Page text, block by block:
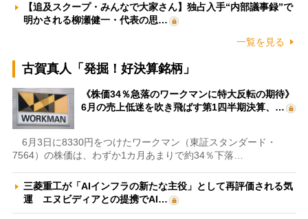
【追及スクープ・みんなで大家さん】独占入手“内部議事録”で
明かされる柳瀬健一・代表の思…
一覧を見る
古賀真人「発掘！好決算銘柄」
《株価34％急落のワークマンに特大反転の期待》
6月の売上低迷を吹き飛ばす第1四半期決算、…
6月3日に8330円をつけたワークマン（東証スタンダード・
7564）の株価は、わずか1カ月あまりで約34％下落…
三菱重工が「AIインフラの新たな主役」として再評価される気
運 エヌビディアとの提携でAI…